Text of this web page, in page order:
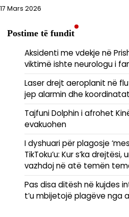
17 Mars 2026
Postime të fundit
Aksidenti me vdekje në
viktimë ishte neurologu i
Laser drejt aeroplanit në
jep alarmin dhe
Tajfuni Dolphin i afrohet
evakuohen
I dyshuari për plagosje
TikToku’u: Kur s’ka
vazhdoj në atë temën
Pas disa ditësh në kujdes
t’u mbijetojë plagëve nga